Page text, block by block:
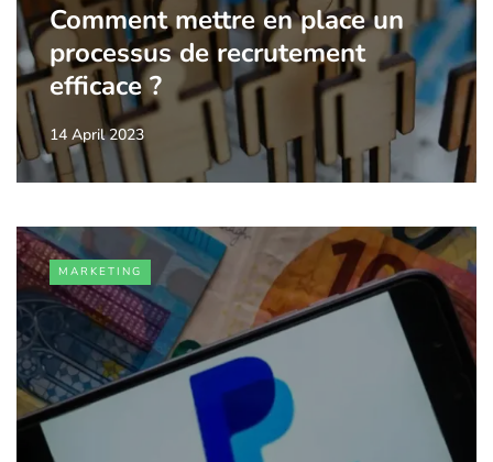
Comment mettre en place un
processus de recrutement
efficace ?
14 April 2023
MARKETING